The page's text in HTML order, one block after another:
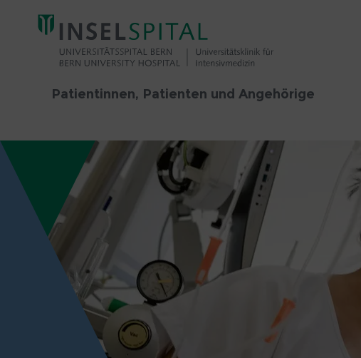
Patientinnen, Patienten und Angehörige